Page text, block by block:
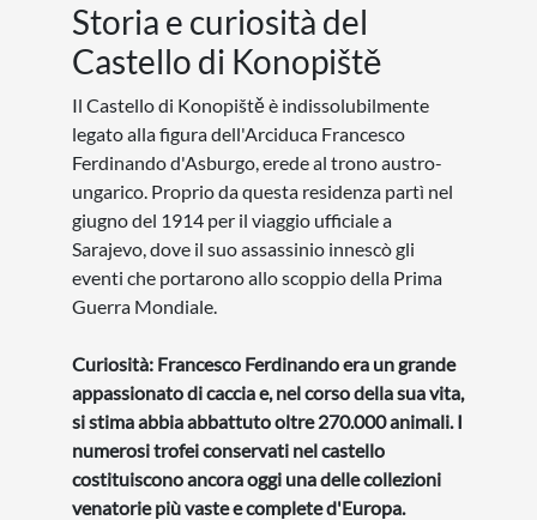
Storia e curiosità del
Castello di Konopiště
Il Castello di Konopiště è indissolubilmente
legato alla figura dell'Arciduca Francesco
Ferdinando d'Asburgo, erede al trono austro-
ungarico. Proprio da questa residenza partì nel
giugno del 1914 per il viaggio ufficiale a
Sarajevo, dove il suo assassinio innescò gli
eventi che portarono allo scoppio della Prima
Guerra Mondiale.
Curiosità: Francesco Ferdinando era un grande
appassionato di caccia e, nel corso della sua vita,
si stima abbia abbattuto oltre 270.000 animali. I
numerosi trofei conservati nel castello
costituiscono ancora oggi una delle collezioni
venatorie più vaste e complete d'Europa.